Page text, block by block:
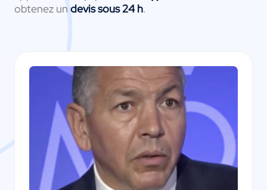
obtenez un devis sous 24 h.